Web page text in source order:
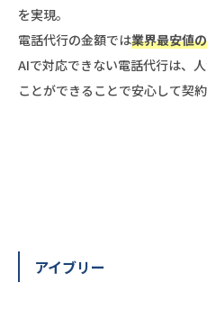
を実現。
電話代行の金額では業界最安値
AIで対応できない電話代行は、
ことができることで安心して契
アイブリー